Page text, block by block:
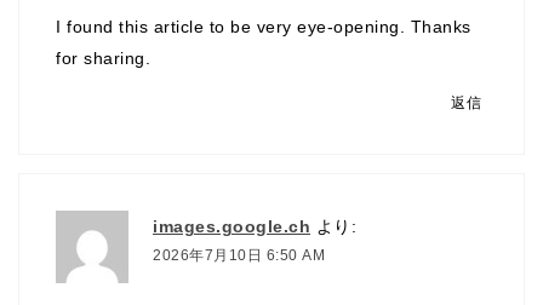
I found this article to be very eye-opening. Thanks
for sharing.
返信
images.google.ch より:
2026年7月10日 6:50 AM